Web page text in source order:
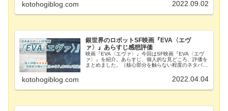
kotohogiblog.com 2022.09.02
銀世界のロボットSF映画『EVA〈エヴ
ァ〉』あらすじ感想評価
映画『EVA〈エヴァ〉』今回はSF映画『EVA〈エヴ
ァ〉』を紹介。あらすじ、個人的な見どころ、評価を
まとめました。（核心部分を触らない程度のネタバレ
kotohogiblog.com 2022.04.04